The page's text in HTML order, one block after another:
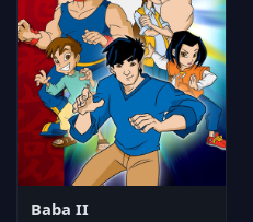
Baba II